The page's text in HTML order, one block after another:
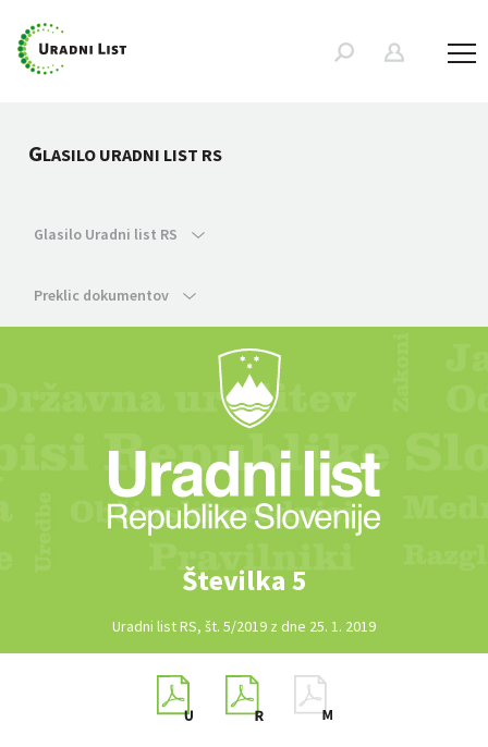
GLASILO URADNI LIST RS
Glasilo Uradni list RS
Preklic dokumentov
Številka 5
Uradni list RS, št. 5/2019 z dne 25. 1. 2019